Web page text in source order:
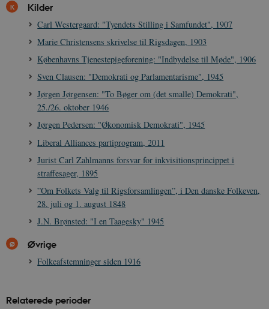
Kilder
Carl Westergaard: "Tyendets Stilling i Samfundet", 1907
Marie Christensens skrivelse til Rigsdagen, 1903
Københavns Tjenestepigeforening: "Indbydelse til Møde", 1906
Sven Clausen: "Demokrati og Parlamentarisme", 1945
Jørgen Jørgensen: "To Bøger om (det smalle) Demokrati",
25./26. oktober 1946
Jørgen Pedersen: "Økonomisk Demokrati", 1945
Liberal Alliances partiprogram, 2011
Jurist Carl Zahlmanns forsvar for inkvisitionsprincippet i
straffesager, 1895
”Om Folkets Valg til Rigsforsamlingen”, i Den danske Folkeven,
28. juli og 1. august 1848
J.N. Brønsted: "I en Taagesky" 1945
Øvrige
Folkeafstemninger siden 1916
Relaterede perioder